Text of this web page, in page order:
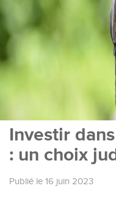
Investir
: un choix
Publié le 16 juin 2023